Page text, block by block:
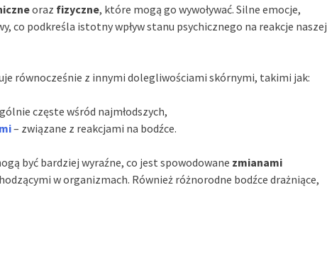
oraz fizyczne, które mogą go wywoływać. Silne emocje,
co podkreśla istotny wpływ stanu psychicznego na reakcje naszej
równocześnie z innymi dolegliwościami skórnymi, takimi jak:
częste wśród najmłodszych,
– związane z reakcjami na bodźce.
być bardziej wyraźne, co jest spowodowane zmianami
w organizmach. Również różnorodne bodźce drażniące,